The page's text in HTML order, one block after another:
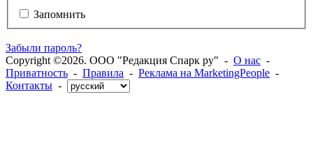
Запомнить
Забыли пароль?
Copyright ©2026. ООО "Редакция Спарк ру" - О нас -
Приватность - Правила - Реклама на MarketingPeople -
Контакты -